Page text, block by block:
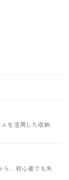
を活用した収納
ら、初心者でも失